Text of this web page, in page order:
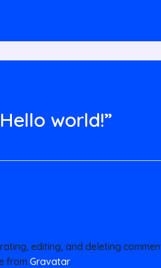
world!”
editing, and deleting
from Gravatar.